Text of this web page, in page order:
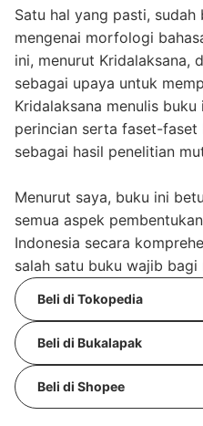
Satu hal yang pasti,
mengenai morfologi
ini, menurut Kridalaksana,
sebagai upaya untuk
Kridalaksana menulis
perincian serta faset-faset
sebagai hasil penelitian
Menurut saya, buku ini
semua aspek
Indonesia secara
salah satu buku wajib bagi
Beli di Tokopedia
Beli di Bukalapak
Beli di Shopee